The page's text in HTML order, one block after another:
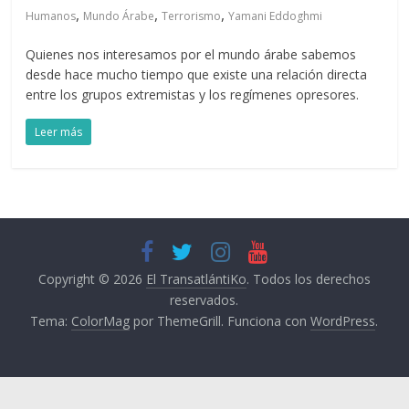
Humanos, Mundo Árabe,Terrorismo,Yamani Eddoghmi
Quienes nos interesamos por el mundo árabe sabemos
desde hace mucho tiempo que existe una relación directa
entre los grupos extremistas y los regímenes opresores.
Leer más
Copyright © 2026 El TransatlántiKo. Todos los derechos
reservados.
Tema: ColorMag por ThemeGrill. Funciona conWordPress.